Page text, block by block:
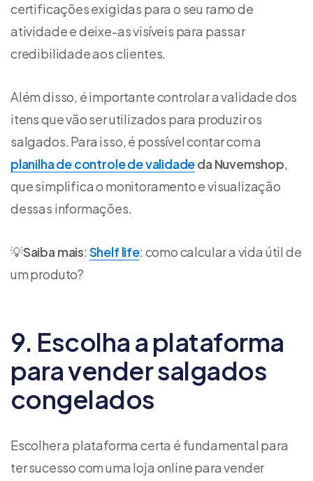
certificações exigidas para o seu ramo de
atividade e deixe-as visíveis para passar
credibilidade aos clientes.
Além disso, é importante controlar a validade dos
itens que vão ser utilizados para produzir os
salgados. Para isso, é possível contar com a
planilha de controle de validadeda Nuvemshop,
que simplifica o monitoramento e visualização
dessas informações.
💡Saiba mais: Shelf life: como calcular a vida útil de
um produto?
9. Escolha a plataforma
para vender salgados
congelados
Escolher a plataforma certa é fundamental para
ter sucesso com uma loja online para vender